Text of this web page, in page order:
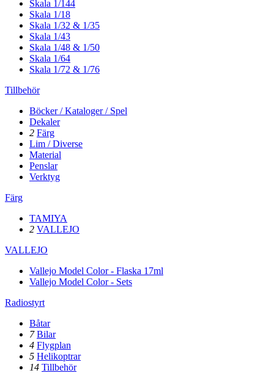
Skala 1/144
Skala 1/18
Skala 1/32 & 1/35
Skala 1/43
Skala 1/48 & 1/50
Skala 1/64
Skala 1/72 & 1/76
Tillbehör
Böcker / Kataloger / Spel
Dekaler
2 Färg
Lim / Diverse
Material
Penslar
Verktyg
Färg
TAMIYA
2 VALLEJO
VALLEJO
Vallejo Model Color - Flaska 17ml
Vallejo Model Color - Sets
Radiostyrt
Båtar
7 Bilar
4 Flygplan
5 Helikoptrar
14 Tillbehör